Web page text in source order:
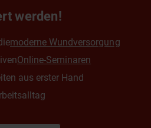
werden!
moderne Wundversorgung
Online-Seminaren
aus erster Hand